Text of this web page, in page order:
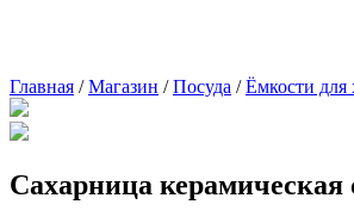
Главная /Магазин /Посуда /Ёмкости для
Сахарница